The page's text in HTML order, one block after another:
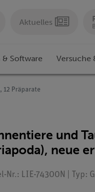
Aktuelles
& Software Versuche
12 Präparate
und
neue
Nr.: LIE-74300N | Typ: